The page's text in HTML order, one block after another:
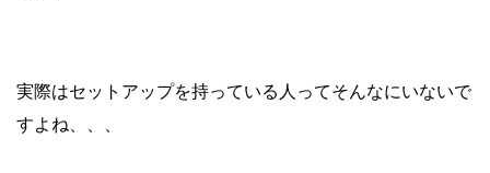
実際はセットアップを持っている人ってそんなにいないで
すよね、、、